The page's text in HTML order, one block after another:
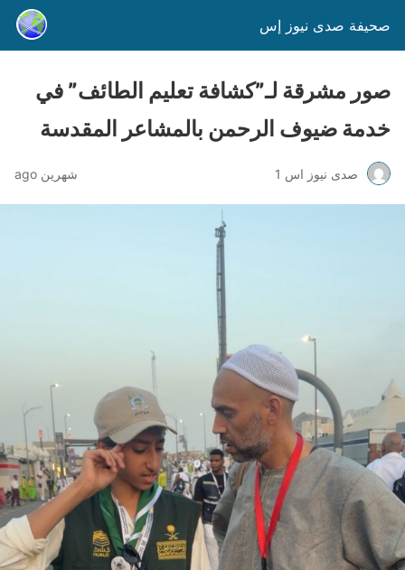
صحيفة صدى نيوز إس
صور مشرقة لـ”كشافة تعليم الطائف” في
خدمة ضيوف الرحمن بالمشاعر المقدسة
صدى نيوز اس 1 شهرين ago